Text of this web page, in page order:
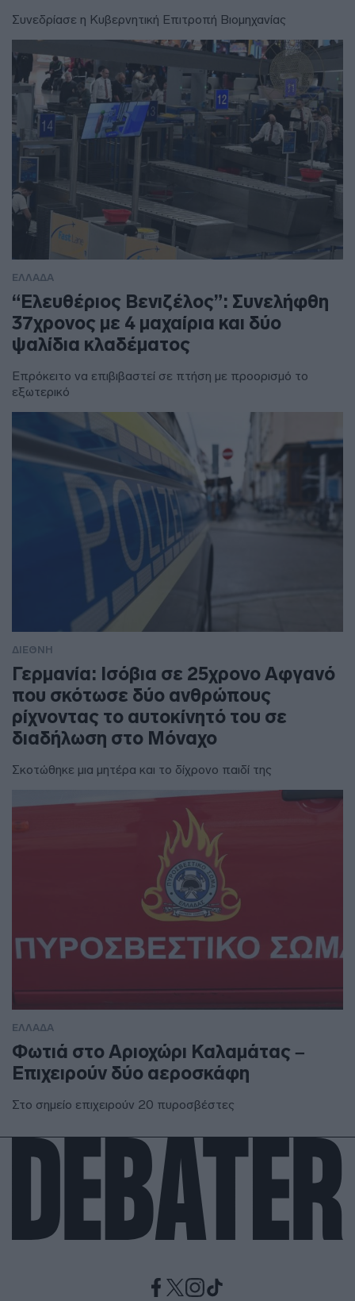
Συνεδρίασε η Κυβερνητική Επιτροπή Βιομηχανίας
ΕΛΛΑΔΑ
“Ελευθέριος Βενιζέλος”: Συνελήφθη
37χρονος με 4 μαχαίρια και δύο
ψαλίδια κλαδέματος
Επρόκειτο να επιβιβαστεί σε πτήση με προορισμό το
εξωτερικό
ΔΙΕΘΝΗ
Γερμανία: Ισόβια σε 25χρονο Αφγανό
που σκότωσε δύο ανθρώπους
ρίχνοντας το αυτοκίνητό του σε
διαδήλωση στο Μόναχο
Σκοτώθηκε μια μητέρα και το δίχρονο παιδί της
ΕΛΛΑΔΑ
Φωτιά στο Αριοχώρι Καλαμάτας –
Επιχειρούν δύο αεροσκάφη
Στο σημείο επιχειρούν 20 πυροσβέστες